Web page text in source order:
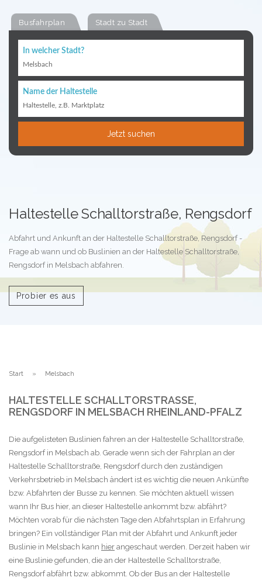
Busfahrplan Stadt zu Stadt
In welcher Stadt?
Melsbach
Name der Haltestelle
Haltestelle, z.B. Marktplatz
Jetzt suchen
Haltestelle Schalltorstraße, Rengsdorf
Abfahrt und Ankunft an der Haltestelle Schalltorstraße, Rengsdorf -
Frage ab wann und ob Buslinien an der Haltestelle Schalltorstraße,
Rengsdorf in Melsbach abfahren.
Probier es aus
Start Melsbach
HALTESTELLE SCHALLTORSTRASSE, R
ENGSDORF IN MELSBACH RHEINLAND-PFALZ
Die aufgelisteten Buslinien fahren an der Haltestelle Schalltorstraße,
Rengsdorf in Melsbach ab. Gerade wenn sich der Fahrplan an der
Haltestelle Schalltorstraße, Rengsdorf durch den zuständigen
Verkehrsbetrieb in Melsbach ändert ist es wichtig die neuen Ankünfte
bzw. Abfahrten der Busse zu kennen. Sie möchten aktuell wissen
wann Ihr Bus hier, an dieser Haltestelle ankommt bzw. abfährt?
Möchten vorab für die nächsten Tage den Abfahrtsplan in Erfahrung
bringen? Ein vollständiger Plan mit der Abfahrt und Ankunft jeder
Buslinie in Melsbach kann hier angeschaut werden. Derzeit haben wir
eine Buslinie gefunden, die an der Haltestelle Schalltorstraße,
Rengsdorf abfährt bzw. abkommt. Ob der Bus an der Haltestelle